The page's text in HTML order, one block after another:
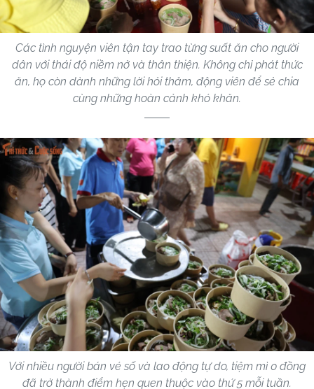
Các tình nguyện viên tận tay trao từng suất ăn cho người
dân với thái độ niềm nở và thân thiện. Không chỉ phát thức
ăn, họ còn dành những lời hỏi thăm, động viên để sẻ chia
cùng những hoàn cảnh khó khăn.
Với nhiều người bán vé số và lao động tự do, tiệm mì 0 đồng
đã trở thành điểm hẹn quen thuộc vào thứ 5 mỗi tuần.